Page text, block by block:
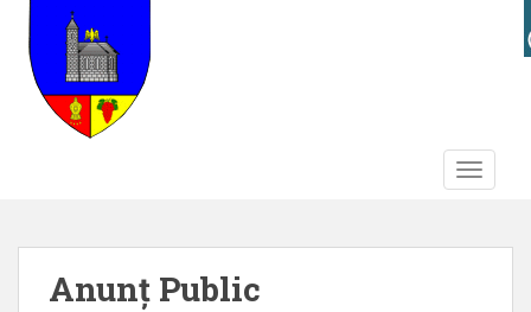
Anunț Public